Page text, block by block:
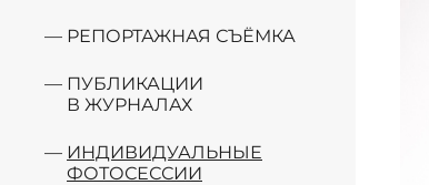
РЕПОРТАЖНАЯ СЪЁМКА
ПУБЛИКАЦИИ
В ЖУРНАЛАХ
ИНДИВИДУАЛЬНЫЕ
ФОТОСЕССИИ